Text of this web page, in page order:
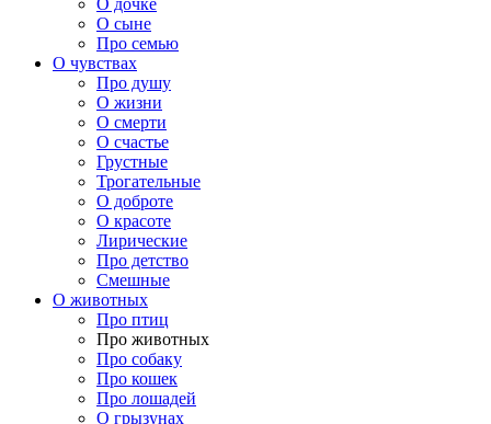
О дочке
О сыне
Про семью
О чувствах
Про душу
О жизни
О смерти
О счастье
Грустные
Трогательные
О доброте
О красоте
Лирические
Про детство
Смешные
О животных
Про птиц
Про животных
Про собаку
Про кошек
Про лошадей
О грызунах